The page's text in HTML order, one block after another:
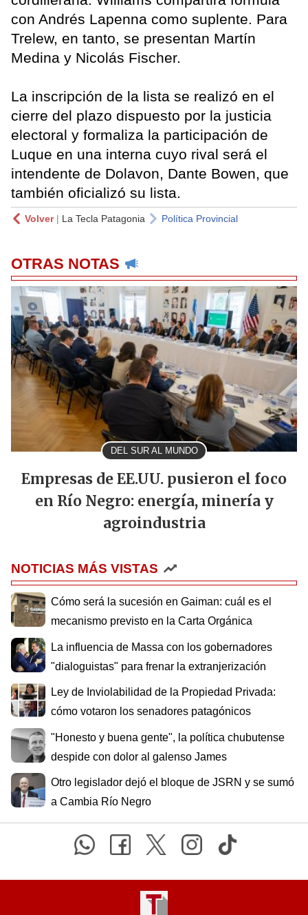
con Andrés Lapenna como suplente. Para
Trelew, en tanto, se presentan Martín
Medina y Nicolás Fischer.
La inscripción de la lista se realizó en el
cierre del plazo dispuesto por la justicia
electoral y formaliza la participación de
Luque en una interna cuyo rival será el
intendente de Dolavon, Dante Bowen, que
también oficializó su lista.
Volver| La Tecla Patagonia Política Provincial
OTRAS NOTAS
DEL SUR AL MUNDO
Empresas de EE.UU. pusieron el foco
en Río Negro: energía, minería y
agroindustria
NOTICIAS MÁS VISTAS
Cómo será la sucesión en Gaiman: cuál es el
mecanismo previsto en la Carta Orgánica
La influencia de Massa con los gobernadores
"dialoguistas" para frenar la extranjerización
Ley de Inviolabilidad de la Propiedad Privada:
cómo votaron los senadores patagónicos
"Honesto y buena gente", la política chubutense
despide con dolor al galenso James
Otro legislador dejó el bloque de JSRN y se sumó
a Cambia Río Negro